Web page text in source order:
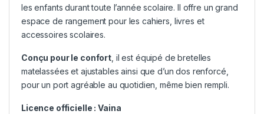
les enfants durant toute l’année scolaire. Il offre un grand
espace de rangement pour les cahiers, livres et
accessoires scolaires.
Conçu pour le confort , il est équipé de bretelles
matelassées et ajustables ainsi que d’un dos renforcé,
pour un port agréable au quotidien, même bien rempli.
Licence officielle : Vaina